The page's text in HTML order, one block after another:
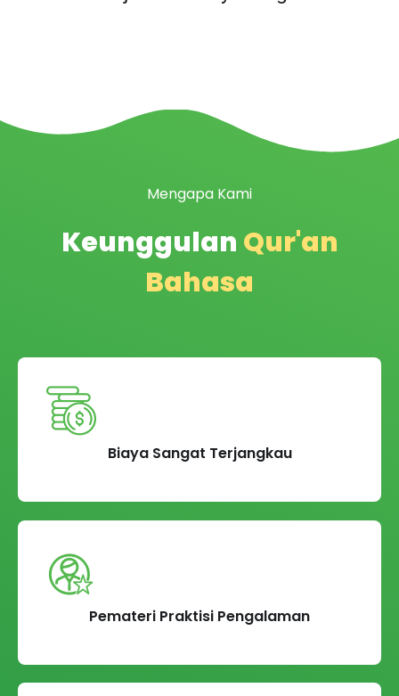
Mengapa Kami
Keunggulan Qur'an
Bahasa
Biaya Sangat Terjangkau
Pemateri Praktisi Pengalaman